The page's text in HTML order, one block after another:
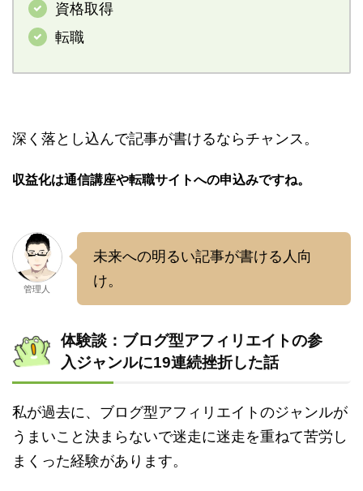
資格取得
転職
深く落とし込んで記事が書けるならチャンス。
収益化は通信講座や転職サイトへの申込みですね。
管理人
未来への明るい記事が書ける人向
け。
体験談：ブログ型アフィリエイトの参
入ジャンルに19連続挫折した話
私が過去に、ブログ型アフィリエイトのジャンルが
うまいこと決まらないで迷走に迷走を重ねて苦労し
まくった経験があります。